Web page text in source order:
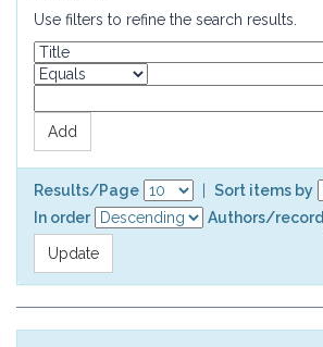
Use filters to refine the search results.
Results/Page
Sort items by
In order
Authors/record